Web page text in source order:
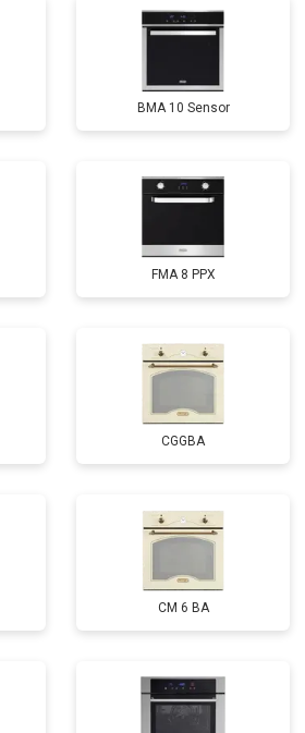
BMA 10 Sensor
FMA 8 PPX
CGGBA
CM 6 BA